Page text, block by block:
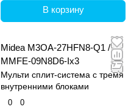
В корзину
Midea M3OA-27HFN8-Q1 /
MMFE-09N8D6-Ix3
Мульти сплит-система с тремя
внутренними блоками
0 0